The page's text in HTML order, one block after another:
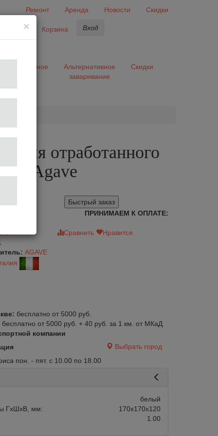
Ремонт Аренда Новости
Скидки
Корзина Вход
Разное
Альтернативное
заваривание
Скидки
для отработанного
Agave
Быстрый заказ
ПРИНИМАЕМ К ОПЛАТЕ:
Сравнить
Нравится
AGAVE
бесплатно от 5000 руб.
бесплатно от 5000 руб. + 40 руб. за 1 км. от МКаД
компании
Выбрать город
пон. - пят. с 10.00 по 18.00
белый
ГхШхВ, мм:
170х170х120
1.00
×